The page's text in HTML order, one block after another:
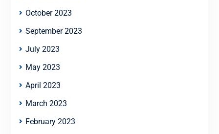
October 2023
September 2023
July 2023
May 2023
April 2023
March 2023
February 2023